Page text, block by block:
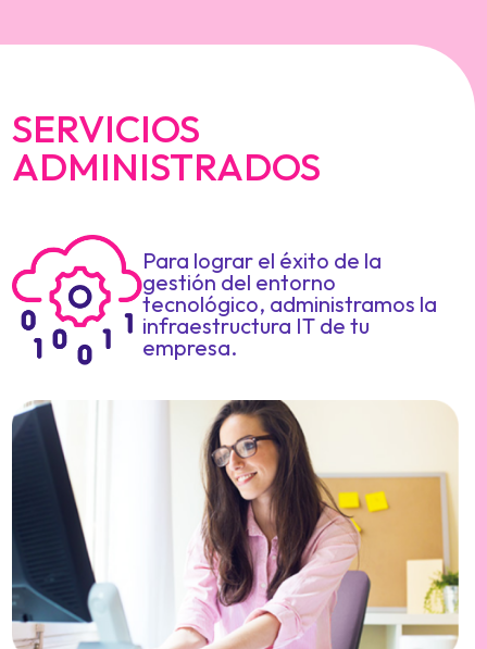
SERVICIOS
ADMINISTRADOS
Para lograr el éxito de la
gestión del entorno
tecnológico, administramos la
infraestructura IT de tu
empresa.